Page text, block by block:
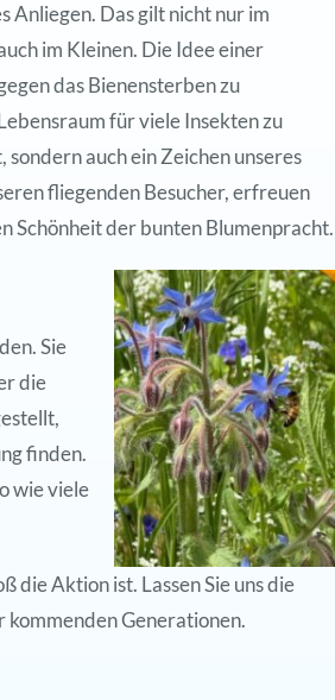
Anliegen. Das gilt nicht nur im
im Kleinen. Die Idee einer
das Bienensterben zu
für viele Insekten zu
auch ein Zeichen unseres
fliegenden Besucher, erfreuen
Schönheit der bunten Blumenpracht.
Sie
die
finden.
wie viele
die Aktion ist. Lassen Sie uns die
Generationen.